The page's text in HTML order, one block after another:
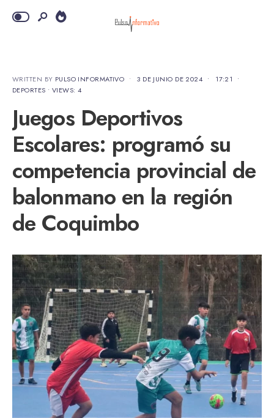
WRITTEN BY PULSO INFORMATIVO • 3 DE JUNIO DE 2024 • 17:21
•
DEPORTES • VIEWS: 4
Juegos Deportivos
Escolares: programó su
competencia provincial de
balonmano en la región
de Coquimbo